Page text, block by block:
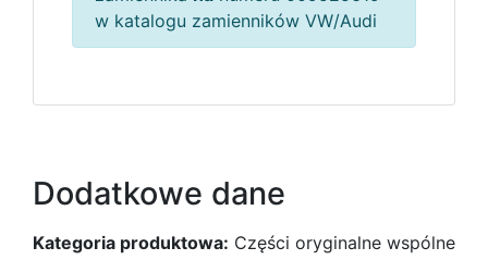
w katalogu zamienników VW/Audi
Dodatkowe dane
Kategoria produktowa: Części oryginalne wspólne